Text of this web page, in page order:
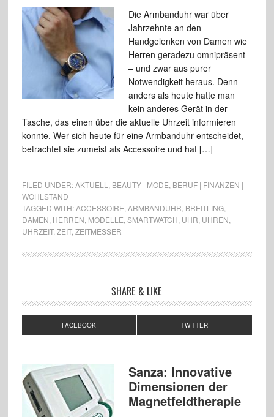
Die Armbanduhr war über
Jahrzehnte an den
Handgelenken von Damen wie
Herren geradezu omnipräsent
– und zwar aus purer
Notwendigkeit heraus. Denn
anders als heute hatte man
kein anderes Gerät in der
Tasche, das einen über die aktuelle Uhrzeit informieren
konnte. Wer sich heute für eine Armbanduhr entscheidet,
betrachtet sie zumeist als Accessoire und hat […]
FILED UNDER:AKTUELL BEAUTY | MODE BERUF | FINANZEN |
WOHLSTAND
TAGGED WITH:ACCESSOIRE ARMBANDUHR BREITLING,
DAMEN HERREN MODELLE SMARTWATCH UHR UHREN
UHRZEIT, ZEIT, ZEITMESSER
SHARE & LIKE
FACEBOOK TWITTER
Sanza: Innovative
Dimensionen der
Magnetfeldtherapie